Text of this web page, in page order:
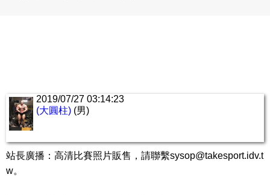
2019/07/27 03:14:23
(大圓柱) (男)
站長廣播：高清比賽照片販售，請聯繫sysop@takesport.idv.t
w。